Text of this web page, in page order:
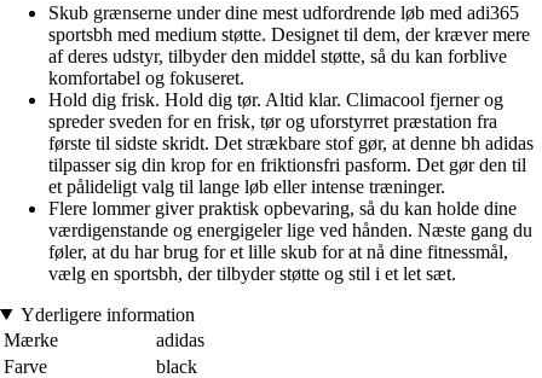
Skub grænserne under dine mest udfordrende løb med adi365
sportsbh med medium støtte. Designet til dem, der kræver mere
af deres udstyr, tilbyder den middel støtte, så du kan forblive
komfortabel og fokuseret.
Hold dig frisk. Hold dig tør. Altid klar. Climacool fjerner og
spreder sveden for en frisk, tør og uforstyrret præstation fra
første til sidste skridt. Det strækbare stof gør, at denne bh adidas
tilpasser sig din krop for en friktionsfri pasform. Det gør den til
et pålideligt valg til lange løb eller intense træninger.
Flere lommer giver praktisk opbevaring, så du kan holde dine
værdigenstande og energigeler lige ved hånden. Næste gang du
føler, at du har brug for et lille skub for at nå dine fitnessmål,
vælg en sportsbh, der tilbyder støtte og stil i et let sæt.
Yderligere information
Mærke
adidas
Farve
black